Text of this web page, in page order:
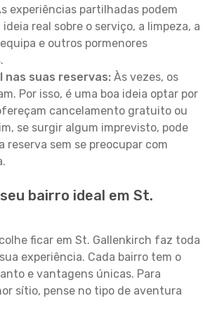
experiências partilhadas podem
real sobre o serviço, a limpeza, a
e outros pormenores
nas suas reservas: Às vezes, os
Por isso, é uma boa ideia optar por
cancelamento gratuito ou
se surgir algum imprevisto, pode
reserva sem se preocupar com
bairro ideal em St.
ficar em St. Gallenkirch faz toda
experiência. Cada bairro tem o
e vantagens únicas. Para
sítio, pense no tipo de aventura